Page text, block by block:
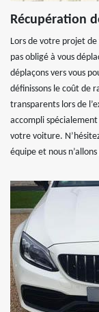
Récupération
Lors de votre projet de
pas obligé à vous
déplaçons vers vous
définissons le coût de
transparents lors de
accompli
votre voiture.
équipe et nous